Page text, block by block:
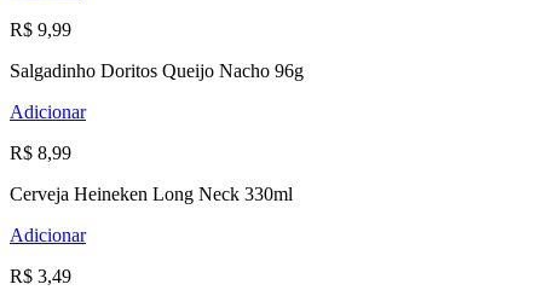
R$ 9,99
Salgadinho Doritos Queijo Nacho 96g
Adicionar
R$ 8,99
Cerveja Heineken Long Neck 330ml
Adicionar
R$ 3,49